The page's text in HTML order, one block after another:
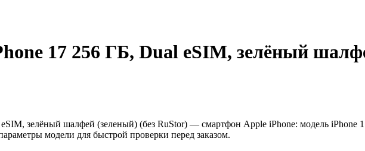
17 256 ГБ, Dual eSIM, зелёный
зелёный шалфей (зеленый) (без RuStor) — смартфон Apple iPhone: модель iPhone
модели для быстрой проверки перед заказом.